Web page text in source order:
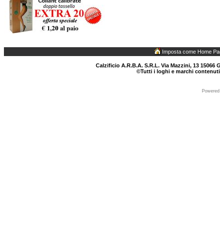
Imposta come Home
Calzificio A.R.B.A. S.R.L. Via Mazzini, 13 15066
©Tutti i loghi e marchi